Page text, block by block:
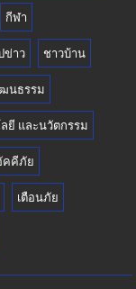
กีฬา
ข่าว ชาวบ้าน
นธรรม
ยี และนวัตกรรม
คคีภัย
เตือนภัย